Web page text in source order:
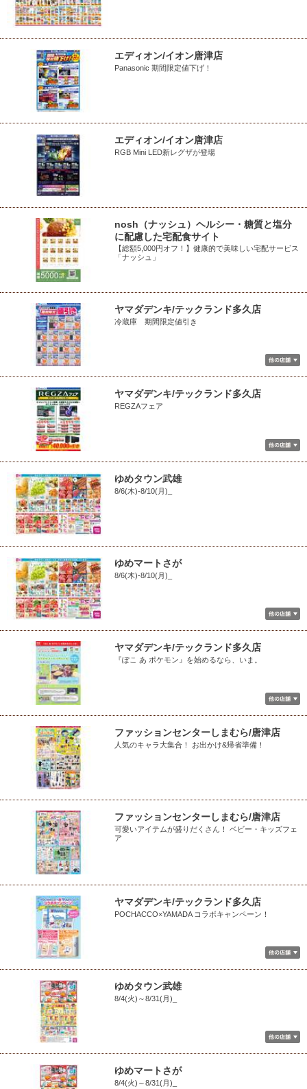
エディオン/イオン唐津店
Panasonic 期間限定値下げ！
エディオン/イオン唐津店
RGB Mini LED新レグザが登場
nosh（ナッシュ）ヘルシー・糖質と塩分
に配慮した宅配食サイト
【総額5,000円オフ！】健康的で美味しい宅配サービス
「ナッシュ」
ヤマダデンキ/テックランド多久店
冷蔵庫 期間限定値引き
ヤマダデンキ/テックランド多久店
REGZAフェア
ゆめタウン武雄
8/6(木)-8/10(月)_
ゆめマートさが
8/6(木)-8/10(月)_
ヤマダデンキ/テックランド多久店
『ぽこ あ ポケモン』を始めるなら、いま。
ファッションセンターしまむら/唐津店
人気のキャラ大集合！ お出かけ&帰省準備！
ファッションセンターしまむら/唐津店
可愛いアイテムが盛りだくさん！ ベビー・キッズフェ
ア
ヤマダデンキ/テックランド多久店
POCHACCO×YAMADA コラボキャンペーン！
ゆめタウン武雄
8/4(火)～8/31(月)_
ゆめマートさが
8/4(火)～8/31(月)_